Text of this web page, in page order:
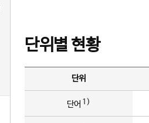
단위별 현황
단위
단어 1)